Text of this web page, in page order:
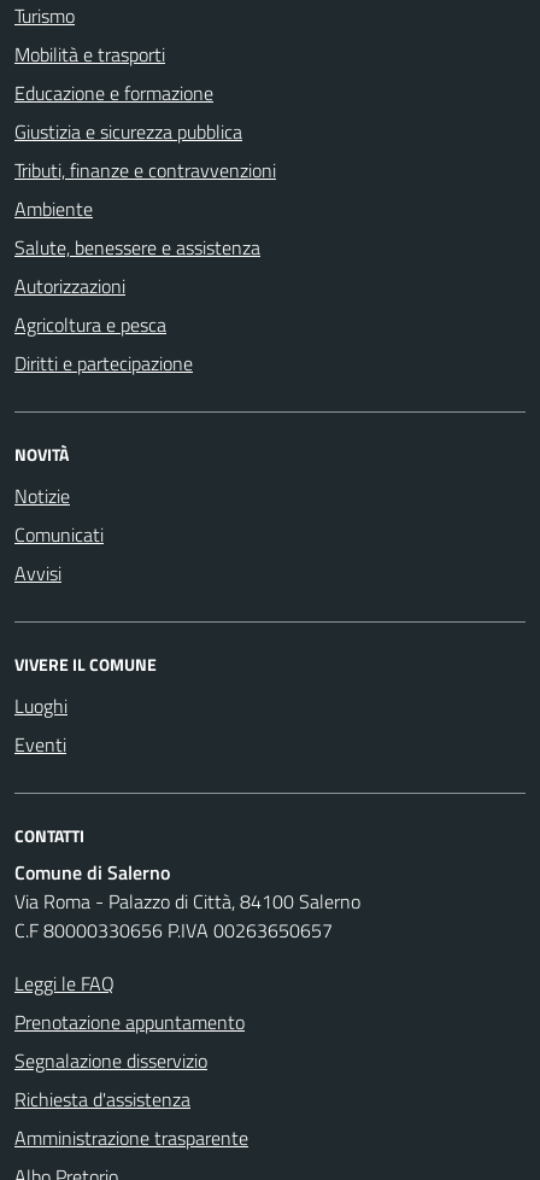
Turismo
Mobilità e trasporti
Educazione e formazione
Giustizia e sicurezza pubblica
Tributi, finanze e contravvenzioni
Ambiente
Salute, benessere e assistenza
Autorizzazioni
Agricoltura e pesca
Diritti e partecipazione
NOVITÀ
Notizie
Comunicati
Avvisi
VIVERE IL COMUNE
Luoghi
Eventi
CONTATTI
Comune di Salerno
Via Roma - Palazzo di Città, 84100 Salerno
C.F 80000330656 P.IVA 00263650657
Leggi le FAQ
Prenotazione appuntamento
Segnalazione disservizio
Richiesta d'assistenza
Amministrazione trasparente